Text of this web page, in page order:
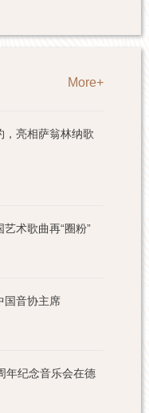
More+
，亮相萨翁林纳歌
艺术歌曲再“圈粉”
国音协主席
年纪念音乐会在德